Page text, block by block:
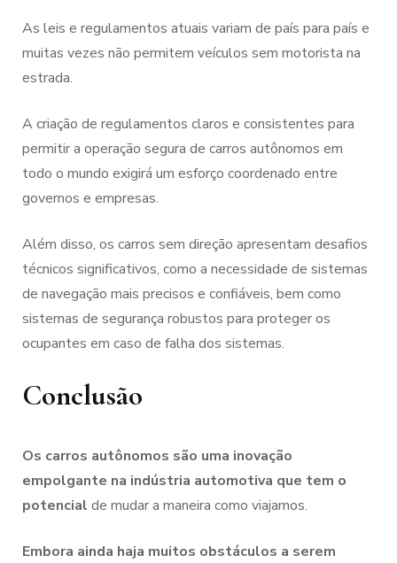
As leis e regulamentos atuais variam de país para país e
muitas vezes não permitem veículos sem motorista na
estrada.
A criação de regulamentos claros e consistentes para
permitir a operação segura de carros autônomos em
todo o mundo exigirá um esforço coordenado entre
governos e empresas.
Além disso, os carros sem direção apresentam desafios
técnicos significativos, como a necessidade de sistemas
de navegação mais precisos e confiáveis, bem como
sistemas de segurança robustos para proteger os
ocupantes em caso de falha dos sistemas.
Conclusão
Os carros autônomos são uma inovação
empolgante na indústria automotiva que tem o
potencial de mudar a maneira como viajamos.
Embora ainda haja muitos obstáculos a serem